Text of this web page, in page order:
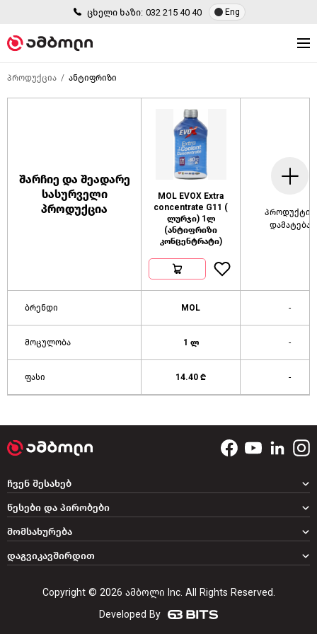
ცხელი ხაზი: 032 215 40 40 Eng
პროდუქცია ანტიფრიზი
შარჩიე და შეადარე
სასურველი
პროდუქცია
MOL EVOX Extra
concentrate G11 (
ლურჯი) 1ლ
(ანტიფრიზი
კონცენტრატი)
პროდუქტის
დამატება
ბრენდი MOL -
მოცულობა 1 ლ -
ფასი 14.40 ₾ -
დაგვიკავშირდით
ჩვენ შესახებ
წესები და პირობები
მომსახურება
Copyright © 2026 ამბოლი Inc. All Rights Reserved.
Developed By